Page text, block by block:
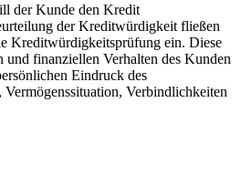
der Kunde den Kredit
der Kreditwürdigkeit fließen
Kreditwürdigkeitsprüfung ein. Diese
und finanziellen Verhalten des Kunden
Eindruck des
Verbindlichkeiten